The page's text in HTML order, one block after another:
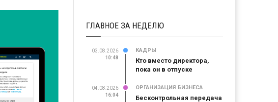
ГЛАВНОЕ ЗА НЕДЕЛЮ
03.08.2026
10:48
КАДРЫ
Кто вместо директора,
пока он в отпуске
04.08.2026
16:04
ОРГАНИЗАЦИЯ БИЗНЕСА
Бесконтрольная передача